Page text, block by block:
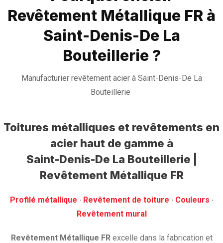
Revêtement Métallique FR à
Saint-Denis-De La
Bouteillerie ?
Manufacturier revêtement acier à Saint-Denis-De La
Bouteillerie
Toitures métalliques et revêtements en
acier haut de gamme à
Saint-Denis-De La Bouteillerie |
Revêtement Métallique FR
Profilé métallique · ‎ Revêtement de toiture · ‎ Couleurs ·
‎Revêtement mural
Revêtement Métallique FRexcelle dans la fabrication et